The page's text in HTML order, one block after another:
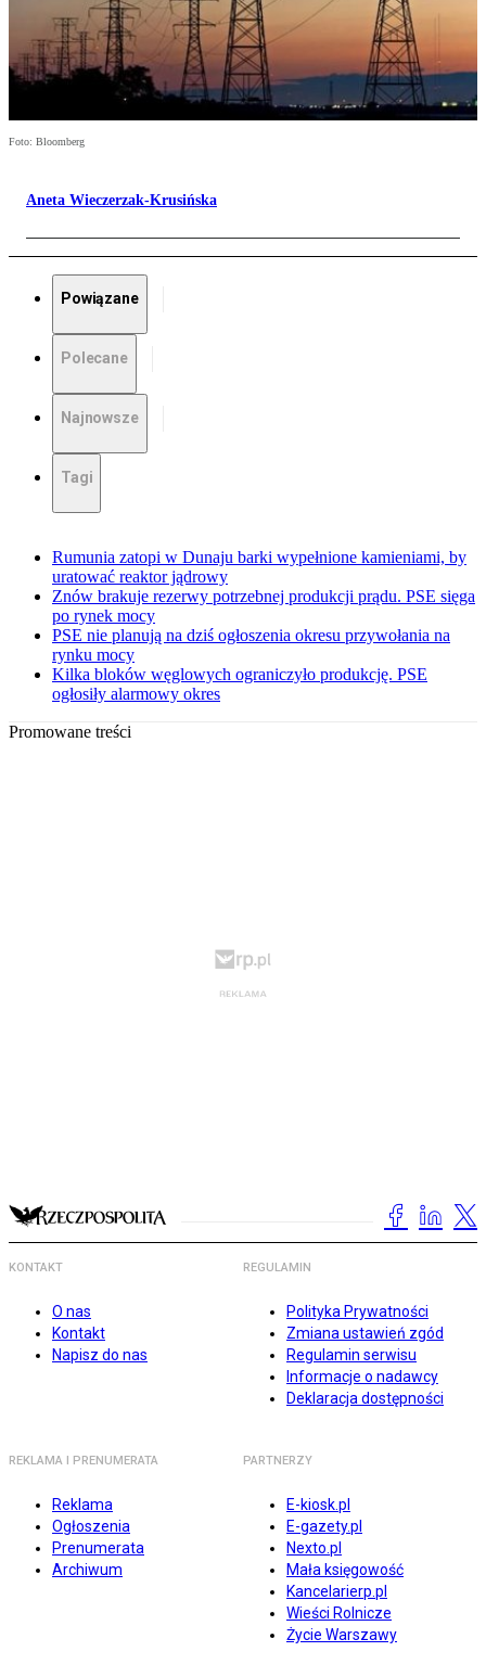
Foto: Bloomberg
Aneta Wieczerzak-Krusińska
Powiązane
Polecane
Najnowsze
Tagi
Rumunia zatopi w Dunaju barki wypełnione kamieniami, by
uratować reaktor jądrowy
Znów brakuje rezerwy potrzebnej produkcji prądu. PSE sięga
po rynek mocy
PSE nie planują na dziś ogłoszenia okresu przywołania na
rynku mocy
Kilka bloków węglowych ograniczyło produkcję. PSE
ogłosiły alarmowy okres
Promowane treści
KONTAKT
O nas
Kontakt
Napisz do nas
REGULAMIN
Polityka Prywatności
Zmiana ustawień zgód
Regulamin serwisu
Informacje o nadawcy
Deklaracja dostępności
REKLAMA I PRENUMERATA
Reklama
Ogłoszenia
Prenumerata
Archiwum
PARTNERZY
E-kiosk.pl
E-gazety.pl
Nexto.pl
Mała księgowość
Kancelarierp.pl
Wieści Rolnicze
Życie Warszawy